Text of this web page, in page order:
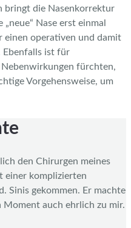
bringt die Nasenkorrektur
Nase erst einmal
einen operativen und damit
Ebenfalls ist für
fürchten,
Vorgehensweise, um
den Chirurgen meines
einer komplizierten
Sinis gekommen. Er machte
auch ehrlich zu mir.